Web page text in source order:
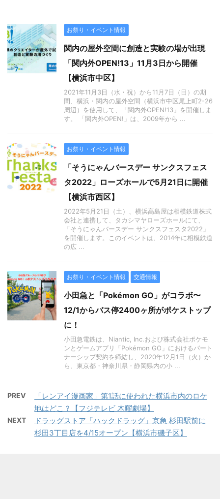
お祭り・イベント情報
関内の屋外空間に創造と実験の場が出現
「関内外OPEN!13」11月3日から開催
【横浜市中区】
2021年11月3日（水・祝）から11月7日（日）の期
間、横浜・関内の屋外空間（横浜市中区尾上町2-26
周辺）を使用して、「関内外OPEN!13」を開催しま
す。 「関内外OPEN!」は、2009年から ...
お祭り・イベント情報
「そうにゃんバースデー サンクスフェス
タ2022」ローズホールで5月21日に開催
【横浜市西区】
2022年5月21日（土）、横浜高島屋は相模鉄道株式
会社と連携して、タカシマヤローズホールにて、
「そうにゃんバースデー サンクスフェスタ2022」
を開催します。このイベントは、2014年に相模鉄道
の広 ...
お祭り・イベント情報 交通情報
小田急と「Pokémon GO」がコラボ〜
12/1からバス停2400ヶ所がポケストップ
に！
小田急電鉄は、Niantic, Inc.および株式会社ポケモ
ンとゲームアプリ「Pokémon GO」におけるパート
ナーシップ契約を締結し、2020年12月1日（火）か
ら、東京都・神奈川県・静岡県内の小 ...
PREV
「レンアイ漫画家」第1話に使われた横浜市内のロケ
地はどこ？【フジテレビ 木曜劇場】
NEXT
ドラッグストア「ハックドラッグ」京急 杉田駅前に
杉田3丁目店を4/15オープン【横浜市磯子区】